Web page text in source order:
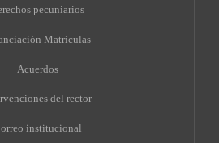
pecuniarios
Matrículas
Acuerdos
del rector
institucional